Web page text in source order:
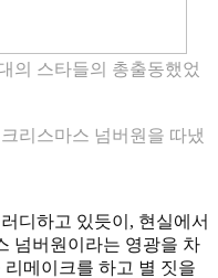
의 스타들의 총출동했었
리스마스 넘버원을 따냈
디하고 있듯이, 현실에서
넘버원이라는 영광을 차
메이크를 하고 별 짓을